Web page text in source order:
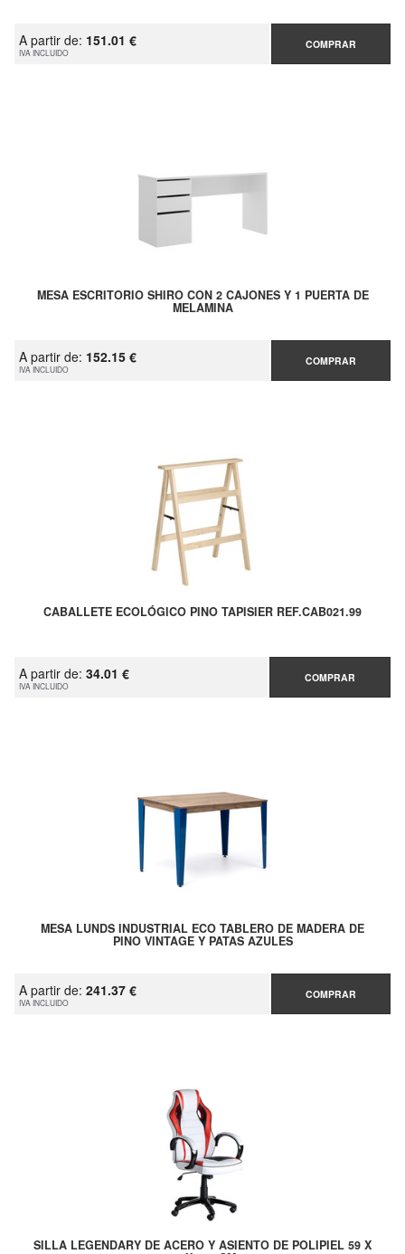
A partir de: 151.01 €
IVA INCLUIDO
COMPRAR
MESA ESCRITORIO SHIRO CON 2 CAJONES Y 1 PUERTA DE
MELAMINA
A partir de: 152.15 €
IVA INCLUIDO
COMPRAR
CABALLETE ECOLÓGICO PINO TAPISIER REF.CAB021.99
A partir de: 34.01 €
IVA INCLUIDO
COMPRAR
MESA LUNDS INDUSTRIAL ECO TABLERO DE MADERA DE
PINO VINTAGE Y PATAS AZULES
A partir de: 241.37 €
IVA INCLUIDO
COMPRAR
SILLA LEGENDARY DE ACERO Y ASIENTO DE POLIPIEL 59 X